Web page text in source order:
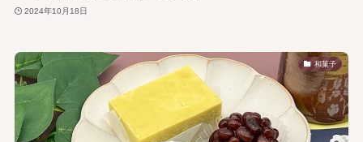
2024年10月18日
和菓子